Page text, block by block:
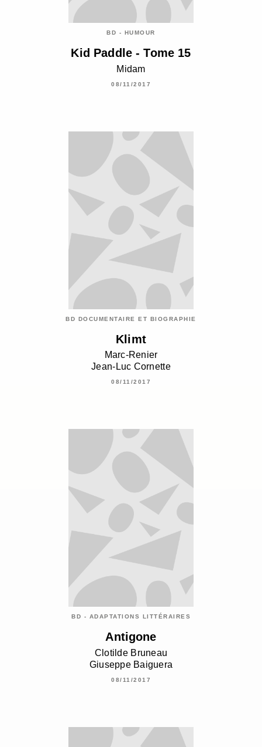
BD - HUMOUR
Kid Paddle - Tome 15
Midam
08/11/2017
BD DOCUMENTAIRE ET BIOGRAPHIE
Klimt
Marc-Renier
Jean-Luc Cornette
08/11/2017
BD - ADAPTATIONS LITTÉRAIRES
Antigone
Clotilde Bruneau
Giuseppe Baiguera
08/11/2017